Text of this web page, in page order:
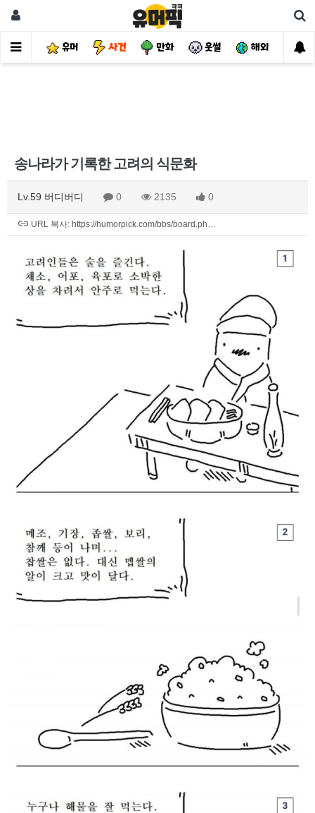
유머 사건 만화 웃썰 해외 핫
송나라가 기록한 고려의 식문화
Lv.59 버디버디 0 2135 0
URL 복사: https://humorpick.com/bbs/board.ph…